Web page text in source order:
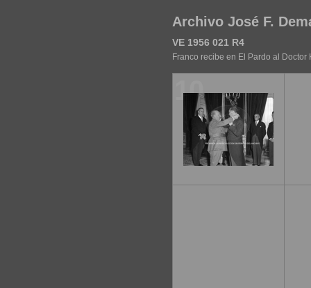
Archivo José F.
VE 1956 021 R4
Franco recibe en El Pardo al Doctor
10